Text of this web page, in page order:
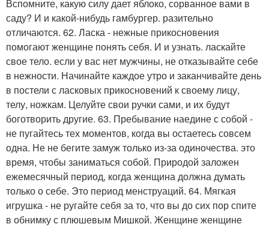
Вспомните, какую силу дает яблоко, сорванное вами в
саду? И и какой-нибудь гамбургер. разительно
отличаются. 62. Ласка - нежные прикосновения
помогают женщине понять себя. И и узнать. ласкайте
свое тело. если у вас нет мужчины, не отказывайте себе
в нежности. Начинайте каждое утро и заканчивайте день
в постели с ласковых прикосновений к своему лицу,
телу, ножкам. Целуйте свои ручки сами, и их будут
боготворить другие. 63. Пребывание наедине с собой -
не пугайтесь тех моментов, когда вы остаетесь совсем
одна. Не не бегите замуж только из-за одиночества. это
время, чтобы заниматься собой. Природой заложен
ежемесячный период, когда женщина должна думать
только о себе. Это период менструаций. 64. Мягкая
игрушка - не ругайте себя за то, что вы до сих пор спите
в обнимку с плюшевым Мишкой. Женщине женщине